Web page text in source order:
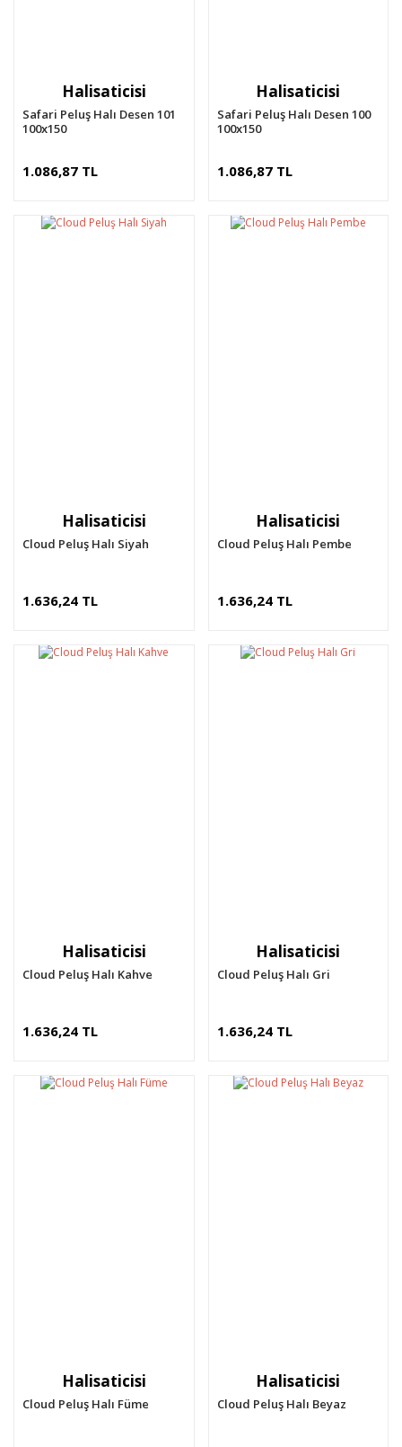
Halisaticisi
Safari Peluş Halı Desen 101
100x150
1.086,87 TL
Halisaticisi
Safari Peluş Halı Desen 100
100x150
1.086,87 TL
Halisaticisi
Cloud Peluş Halı Siyah
1.636,24 TL
Halisaticisi
Cloud Peluş Halı Pembe
1.636,24 TL
Halisaticisi
Cloud Peluş Halı Kahve
1.636,24 TL
Halisaticisi
Cloud Peluş Halı Gri
1.636,24 TL
Halisaticisi
Cloud Peluş Halı Füme
Halisaticisi
Cloud Peluş Halı Beyaz